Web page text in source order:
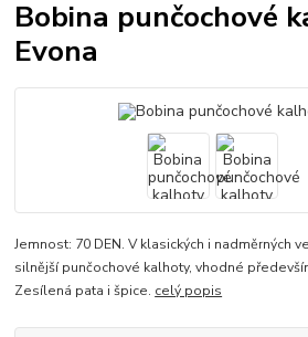
Bobina punčochové
Evona
Jemnost: 70 DEN. V klasických i nadměrných
silnější punčochové kalhoty, vhodné
Zesílená pata i špice. celý popis